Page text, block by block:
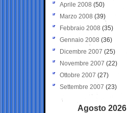
Aprile 2008 (50)
Marzo 2008 (39)
Febbraio 2008 (35)
Gennaio 2008 (36)
Dicembre 2007 (25)
Novembre 2007 (22)
Ottobre 2007 (27)
Settembre 2007 (23)
Agosto 2026